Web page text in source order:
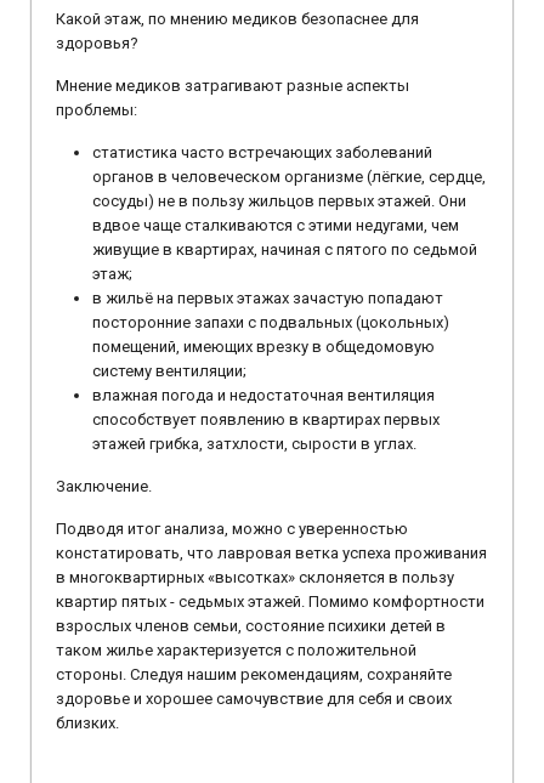
Какой этаж, по мнению медиков безопаснее для
здоровья?
Мнение медиков затрагивают разные аспекты
проблемы:
статистика часто встречающих заболеваний
органов в человеческом организме (лёгкие, сердце,
сосуды) не в пользу жильцов первых этажей. Они
вдвое чаще сталкиваются с этими недугами, чем
живущие в квартирах, начиная с пятого по седьмой
этаж;
в жильё на первых этажах зачастую попадают
посторонние запахи с подвальных (цокольных)
помещений, имеющих врезку в общедомовую
систему вентиляции;
влажная погода и недостаточная вентиляция
способствует появлению в квартирах первых
этажей грибка, затхлости, сырости в углах.
Заключение.
Подводя итог анализа, можно с уверенностью
констатировать, что лавровая ветка успеха проживания
в многоквартирных «высотках» склоняется в пользу
квартир пятых - седьмых этажей. Помимо комфортности
взрослых членов семьи, состояние психики детей в
таком жилье характеризуется с положительной
стороны. Следуя нашим рекомендациям, сохраняйте
здоровье и хорошее самочувствие для себя и своих
близких.